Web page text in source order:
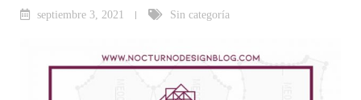
septiembre 3, 2021 Sin categoría